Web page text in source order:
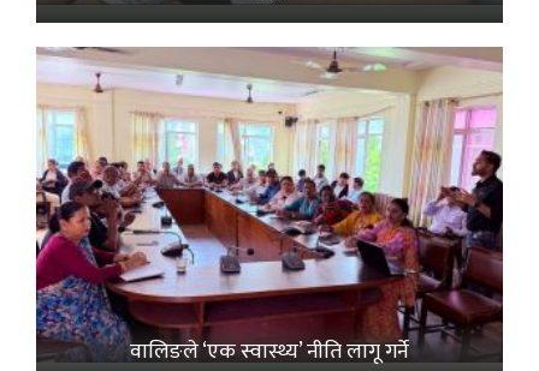
वालिङले ‘एक स्वास्थ्य’ नीति लागू गर्ने